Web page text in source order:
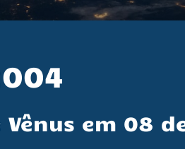
Vênus em 08